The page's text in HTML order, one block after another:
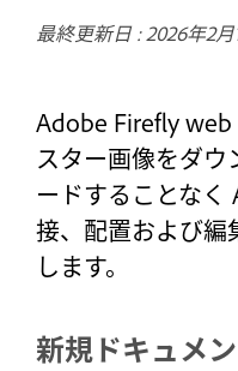
最終更新日 :2026年2月
Adobe Firefly
スター画像をダ
ードすることな
接、配置および編
します。
新規ドキュメ